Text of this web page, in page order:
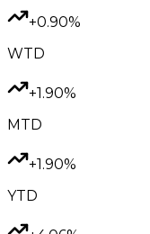
+0.90%
WTD
+1.90%
MTD
+1.90%
YTD